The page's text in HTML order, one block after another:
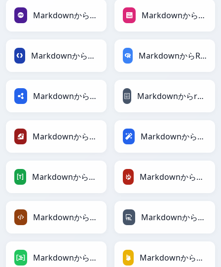
MarkdownからPHPへ MarkdownからPNGへ
MarkdownからProtobufへ MarkdownからRDataFrameへ
MarkdownからRDFへ MarkdownからreStructuredTextへ
MarkdownからRubyへ MarkdownからMagicへ
MarkdownからTOMLへ MarkdownからTracWikiへ
MarkdownからXMLへ MarkdownからYAMLへ
MarkdownからDAXへ MarkdownからFirebaseへ